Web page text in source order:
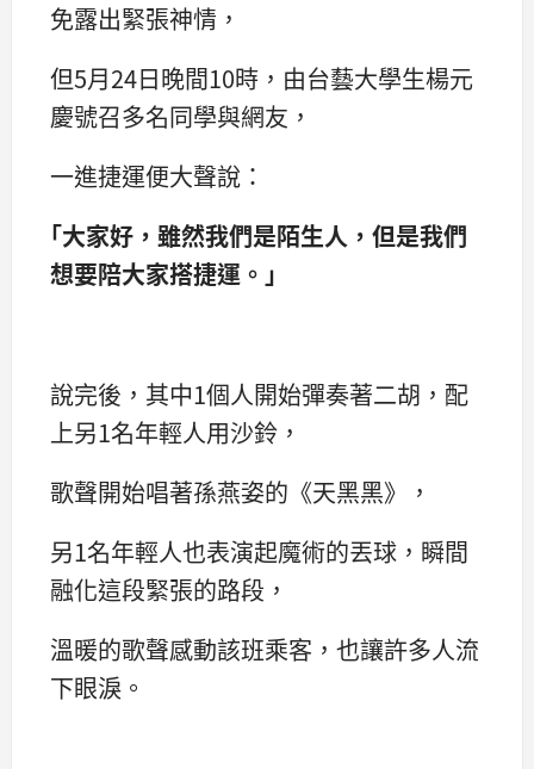
免露出緊張神情，
但5月24日晚間10時，由台藝大學生楊元
慶號召多名同學與網友，
一進捷運便大聲說：
｢大家好，雖然我們是陌生人，但是我們
想要陪大家搭捷運。｣
說完後，其中1個人開始彈奏著二胡，配
上另1名年輕人用沙鈴，
歌聲開始唱著孫燕姿的《天黑黑》，
另1名年輕人也表演起魔術的丟球，瞬間
融化這段緊張的路段，
溫暖的歌聲感動該班乘客，也讓許多人流
下眼淚。